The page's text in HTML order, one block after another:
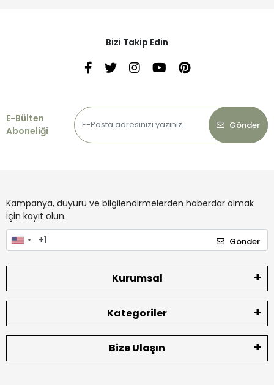
Bizi Takip Edin
E-Bülten
Aboneliği
Gönder
Kampanya, duyuru ve bilgilendirmelerden haberdar olmak
için kayıt olun.
Gönder
Kurumsal
Kategoriler
Bize Ulaşın